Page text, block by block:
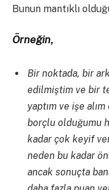
Bunun mantıklı
Örneğin,
Bir noktada, bir
edilmiştim ve bir
yaptım ve işe
borçlu olduğumu
kadar çok keyif
neden bu kadar
ancak sonuçta